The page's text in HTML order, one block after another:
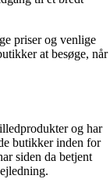
priser og venlige
at besøge, når
og har
butikker inden for
siden da betjent